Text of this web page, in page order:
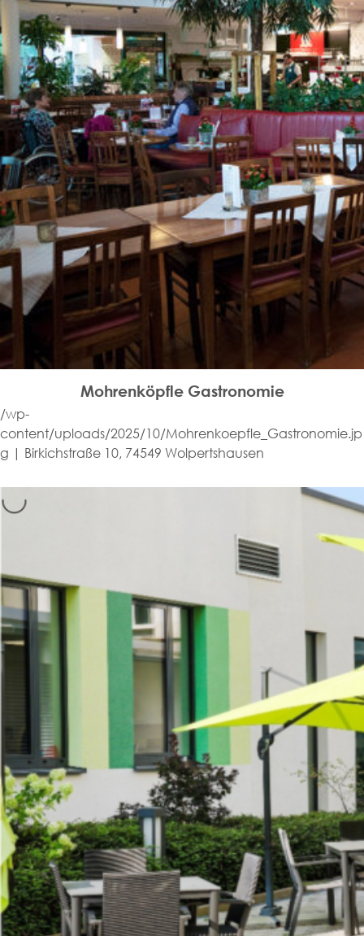
Mohrenköpfle Gastronomie
/wp-
content/uploads/2025/10/Mohrenkoepfle_Gastronomie.jp
g | Birkichstraße 10, 74549 Wolpertshausen